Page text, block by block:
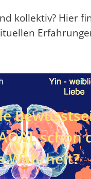
kollektiv? Hier
schon
Wahrheit?